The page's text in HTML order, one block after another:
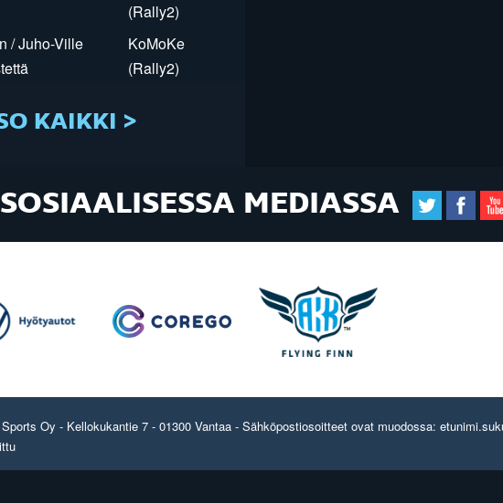
(Rally2)
/ Juho-Ville
KoMoKe
(Rally2)
KAIKKI >
MEDIASSA
Oy - Kellokukantie 7 - 01300 Vantaa - Sähköpostiosoitteet ovat muodossa: